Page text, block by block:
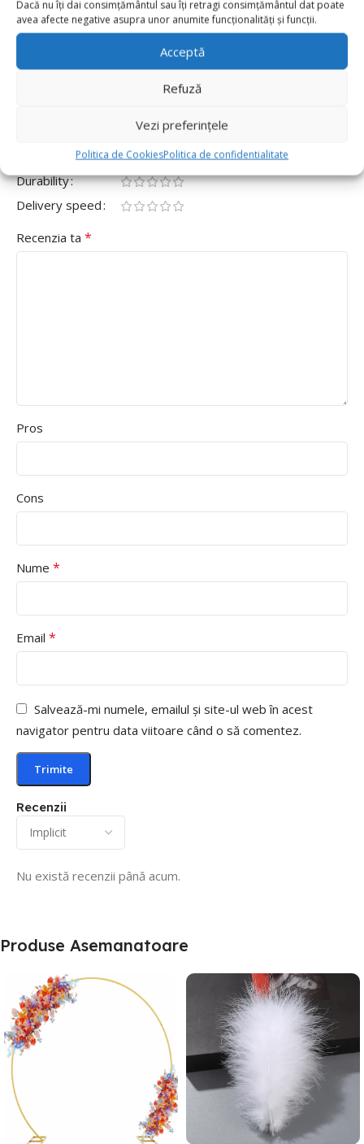
Dacă nu îți dai consimțământul sau îți retragi consimțământul dat poate
avea afecte negative asupra unor anumite funcționalități și funcții.
Acceptă
Refuză
Vezi preferințele
Politica de CookiesPolitica de confidentialitate
0
Recenzii
Nu există recenzii până acum.
Fii primul care scrii o recenzie pentru „Topper Tort
Frozen Happy Birthday – Set 8 Bucati”
Value for money
Durability
Delivery speed
Recenzia ta *
Pros
Cons
Nume *
Email *
Salvează-mi numele, emailul și site-ul web în acest
navigator pentru data viitoare când o să comentez.
Produse Asemanatoare